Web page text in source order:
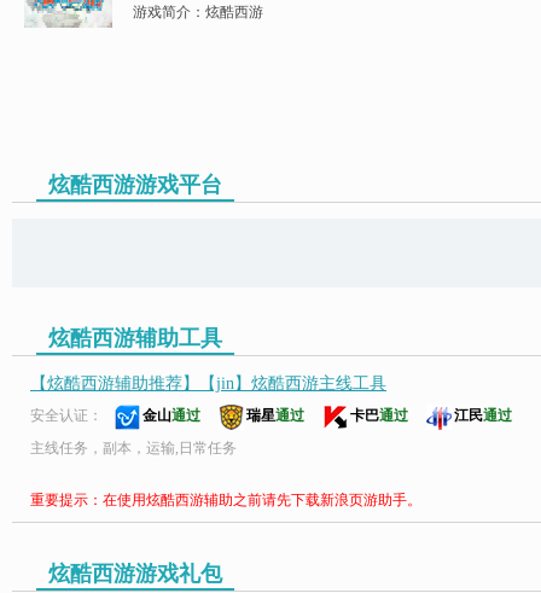
游戏简介： 炫酷西游
炫酷西游游戏平台
炫酷西游辅助工具
【炫酷西游辅助推荐】【jin】炫酷西游主线工具
安全认证： 金山通过 瑞星通过 卡巴通过 江民通过
主线任务，副本，运输,日常任务
重要提示：在使用炫酷西游辅助之前请先下载新浪页游助手。
炫酷西游游戏礼包